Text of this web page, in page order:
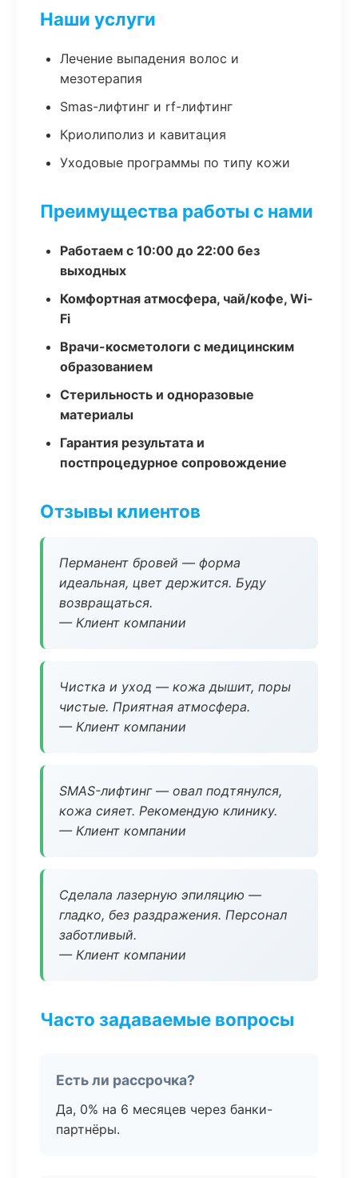
Наши услуги
Лечение выпадения волос и
мезотерапия
Smas-лифтинг и rf-лифтинг
Криолиполиз и кавитация
Уходовые программы по типу кожи
Преимущества работы с нами
Работаем с 10:00 до 22:00 без
выходных
Комфортная атмосфера, чай/кофе, Wi-
Fi
Врачи-косметологи с медицинским
образованием
Стерильность и одноразовые
материалы
Гарантия результата и
постпроцедурное сопровождение
Отзывы клиентов
Перманент бровей — форма
идеальная, цвет держится. Буду
возвращаться.
— Клиент компании
Чистка и уход — кожа дышит, поры
чистые. Приятная атмосфера.
— Клиент компании
SMAS-лифтинг — овал подтянулся,
кожа сияет. Рекомендую клинику.
— Клиент компании
Сделала лазерную эпиляцию —
гладко, без раздражения. Персонал
заботливый.
— Клиент компании
Часто задаваемые вопросы
Есть ли рассрочка?
Да, 0% на 6 месяцев через банки-
партнёры.